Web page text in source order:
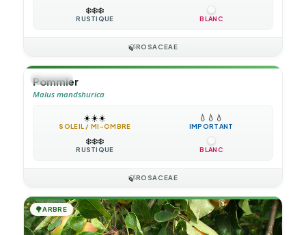
❄️❄️❄️
RUSTIQUE BLANC
🍃ROSACEAE
🌳ARBRE
Pommier
Malus mandshurica
☀️☀️☀️
SOLEIL / MI-OMBRE
💧 💧 💧
IMPORTANT
❄️❄️❄️
RUSTIQUE BLANC
🍃ROSACEAE
🌳ARBRE